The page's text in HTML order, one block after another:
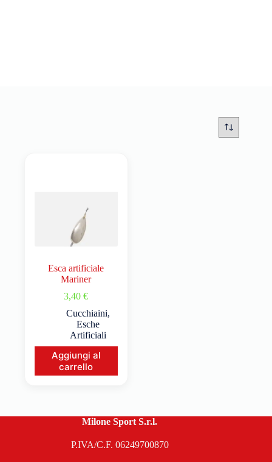
Esca artificiale
Mariner
3,40€
Cucchiaini,
Esche
Artificiali
Aggiungi al
carrello
Milone Sport S.r.l.
P.IVA/C.F. 06249700870